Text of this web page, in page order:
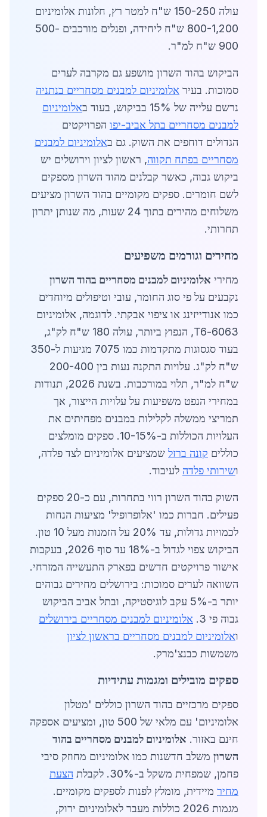
עולה 150-250 ש"ח למטר רץ, חלונות אלומיניום
800-1,200 ש"ח ליחידה, ופנלים מורכבים 500-
900 ש"ח למ"ר.
הביקוש בהוד השרון מושפע גם מקרבה לערים
סמוכות. בעיר אלומיניום למבנים מסחריים בנתניה
נרשם עלייה של 15% בביקוש, בעוד ב
אלומיניום
למבנים מסחריים בתל אביב-יפו הפרויקטים
הגדולים דוחפים את השוק. גם באלומיניום למבנים
מסחריים בפתח תקווה, ראשון לציון וירושלים יש
ביקוש גבוה, כאשר קבלנים מהוד השרון מספקים
לשם חומרים. ספקים מקומיים בהוד השרון מציעים
משלוחים מהירים בתוך 24 שעות, מה שנותן יתרון
תחרותי.
מחירים וגורמים משפיעים
מחירי אלומיניום למבנים מסחריים בהוד השרון
נקבעים על פי סוג החומר, עובי וטיפולים מיוחדים
כמו אנודייזינג או ציפוי אבקתי. לדוגמה, אלומיניום
6063-T6, הנפוץ ביותר, עולה 180 ש"ח לק"ג,
בעוד סגסוגות מתקדמות כמו 7075 מגיעות ל-350
ש"ח לק"ג. עלויות התקנה נעות בין 200-400
ש"ח למ"ר, תלוי במורכבות. בשנת 2026, תנודות
במחירי הנפט משפיעות על עלויות הייצור, אך
תמריצי ממשלה לקלילות במבנים מפחיתים את
העלויות הכוללות ב-10-15%. ספקים מומלצים
כוללים קונה ברזל שמציעים אלומיניום לצד פלדה,
ושירותי פלדה לעיבוד.
השוק בהוד השרון רווי בתחרות, עם כ-20 ספקים
פעילים. חברות כמו 'אלופרופיל' מציעות הנחות
לכמויות גדולות, עד 20% על הזמנות מעל 10 טון.
הביקוש צפוי לגדול ב-18% עד סוף 2026, בעקבות
אישור פרויקטים חדשים בפארק התעשייה המזרחי.
השוואה לערים סמוכות: בירושלים מחירים גבוהים
יותר ב-5% עקב לוגיסטיקה, ובתל אביב הביקוש
גבוה פי 3.
אלומיניום למבנים מסחריים בירושלים
ואלומיניום למבנים מסחריים בראשון לציון
משמשות כבנצ'מרק.
ספקים מובילים ומגמות עתידיות
ספקים מרכזיים בהוד השרון כוללים 'מטלון
אלומיניום' עם מלאי של 500 טון, ומציעים אספקה
חינם באזור. אלומיניום למבנים מסחריים בהוד
השרון משלב חדשנות כמו אלומיניום מחוזק סיבי
פחמן, שמפחית משקל ב-30%. לקבלת
הצעת
מחיר מיידית, מומלץ לפנות לספקים מקומיים.
מגמות 2026 כוללות מעבר לאלומיניום ירוק,